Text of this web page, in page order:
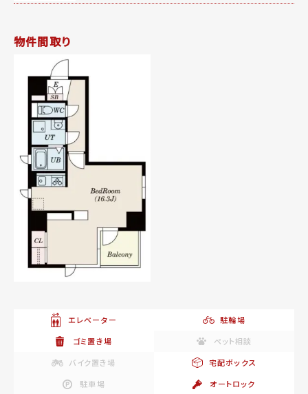
物件間取り
エレベーター
駐輪場
ゴミ置き場
ペット相談
バイク置き場
宅配ボックス
駐車場
オートロック